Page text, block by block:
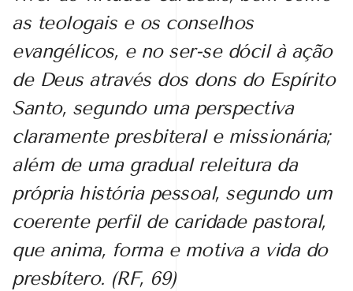
as teologais e os conselhos
evangélicos, e no ser-se dócil à ação
de Deus através dos dons do Espírito
Santo, segundo uma perspectiva
claramente presbiteral e missionária;
além de uma gradual releitura da
própria história pessoal, segundo um
coerente perfil de caridade pastoral,
que anima, forma e motiva a vida do
presbítero. (RF, 69)